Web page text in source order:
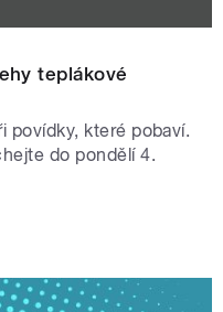
teplákové
povídky, které pobaví.
do pondělí 4.